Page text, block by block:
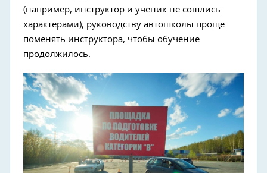
(например, инструктор и ученик не сошлись
характерами), руководству автошколы проще
поменять инструктора, чтобы обучение
продолжилось.